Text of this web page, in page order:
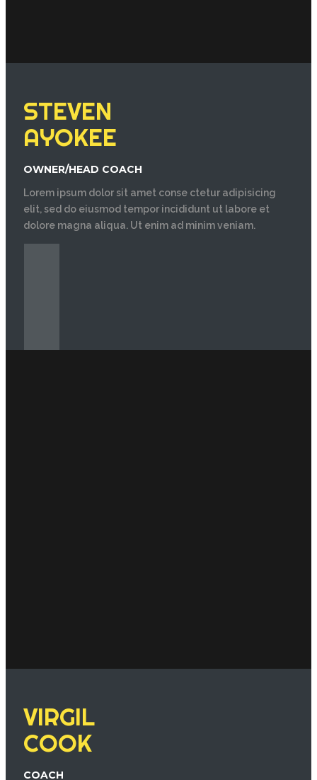
STEVEN
AYOKEE
OWNER/HEAD COACH
Lorem ipsum dolor sit amet conse ctetur adipisicing
elit, sed do eiusmod tempor incididunt ut labore et
dolore magna aliqua. Ut enim ad minim veniam.
VIRGIL
COOK
COACH